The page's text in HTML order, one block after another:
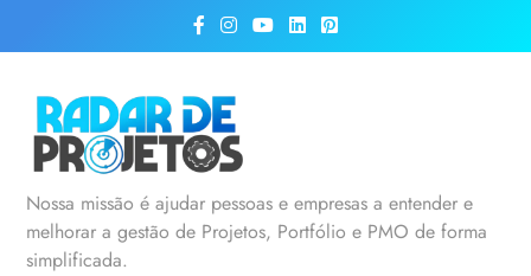
Radar de Projetos
Nossa missão é ajudar pessoas e empresas a entender e
melhorar a gestão de Projetos, Portfólio e PMO de forma
simplificada.